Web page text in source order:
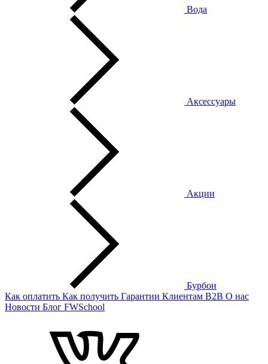
Вода
Аксессуары
Акции
Бурбон
Как оплатить Как получить Гарантии Клиентам B2B О нас
Новости Блог FWSchool